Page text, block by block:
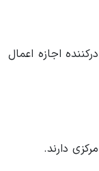
اجازه اعمال
دارند.